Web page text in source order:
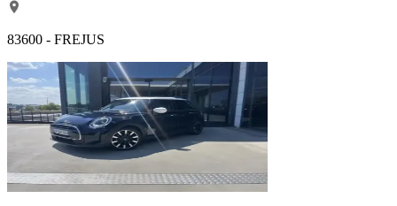
83600 - FREJUS